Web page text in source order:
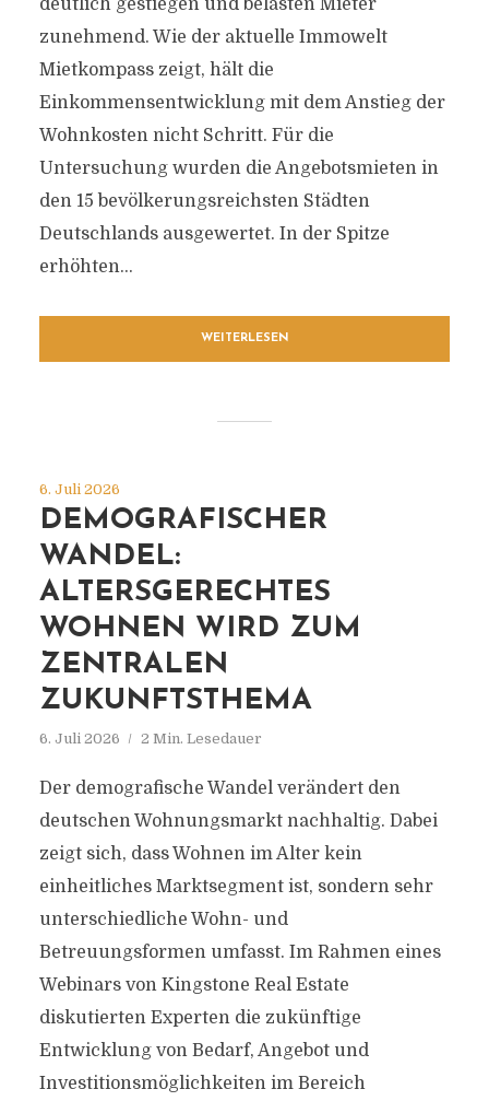
deutlich gestiegen und belasten Mieter
zunehmend. Wie der aktuelle Immowelt
Mietkompass zeigt, hält die
Einkommensentwicklung mit dem Anstieg der
Wohnkosten nicht Schritt. Für die
Untersuchung wurden die Angebotsmieten in
den 15 bevölkerungsreichsten Städten
Deutschlands ausgewertet. In der Spitze
erhöhten...
WEITERLESEN
6. Juli 2026
DEMOGRAFISCHER
WANDEL:
ALTERSGERECHTES
WOHNEN WIRD ZUM
ZENTRALEN
ZUKUNFTSTHEMA
6. Juli 2026 2 Min. Lesedauer
Der demografische Wandel verändert den
deutschen Wohnungsmarkt nachhaltig. Dabei
zeigt sich, dass Wohnen im Alter kein
einheitliches Marktsegment ist, sondern sehr
unterschiedliche Wohn- und
Betreuungsformen umfasst. Im Rahmen eines
Webinars von Kingstone Real Estate
diskutierten Experten die zukünftige
Entwicklung von Bedarf, Angebot und
Investitionsmöglichkeiten im Bereich